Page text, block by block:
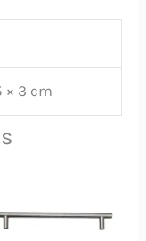
× 3 cm